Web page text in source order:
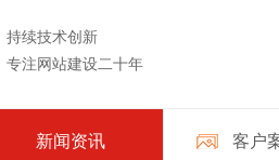
持续技术创新
专注网站建设二十年
新闻资讯 客户